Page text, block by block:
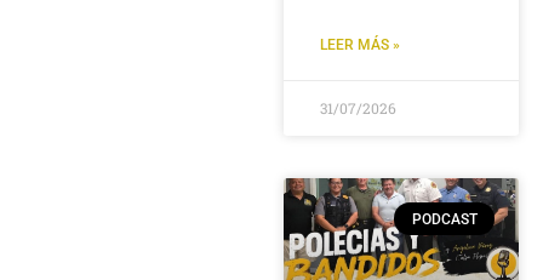
LEER MÁS »
31/07/2026
PODCAST